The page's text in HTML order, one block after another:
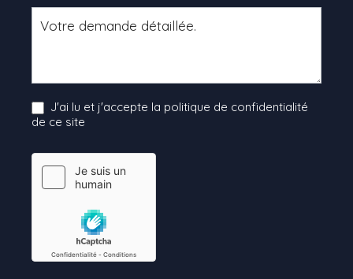
J'ai lu et j'accepte la politique de confidentialité
de ce site